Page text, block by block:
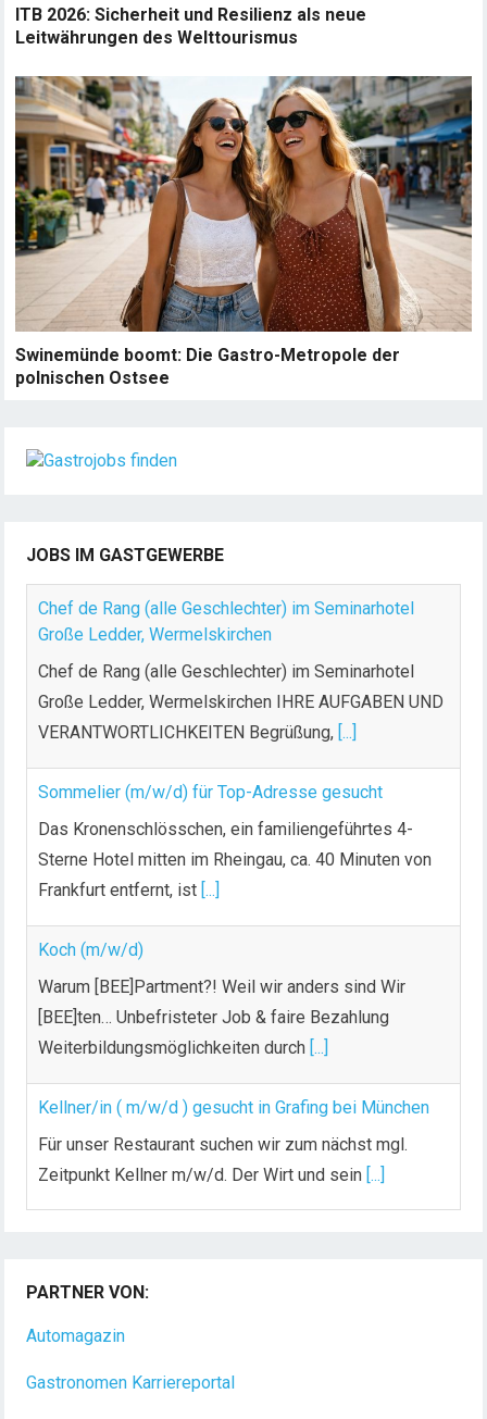
ITB 2026: Sicherheit und Resilienz als neue
Leitwährungen des Welttourismus
Swinemünde boomt: Die Gastro-Metropole der
polnischen Ostsee
JOBS IM GASTGEWERBE
Chef de Rang (alle Geschlechter) im Seminarhotel
Große Ledder, Wermelskirchen
Chef de Rang (alle Geschlechter) im Seminarhotel
Große Ledder, Wermelskirchen IHRE AUFGABEN UND
VERANTWORTLICHKEITEN Begrüßung, [...]
Sommelier (m/w/d) für Top-Adresse gesucht
Das Kronenschlösschen, ein familiengeführtes 4-
Sterne Hotel mitten im Rheingau, ca. 40 Minuten von
Frankfurt entfernt, ist [...]
Koch (m/w/d)
Warum [BEE]Partment?! Weil wir anders sind Wir
[BEE]ten… Unbefristeter Job & faire Bezahlung
Weiterbildungsmöglichkeiten durch [...]
Kellner/in ( m/w/d ) gesucht in Grafing bei München
Für unser Restaurant suchen wir zum nächst mgl.
Zeitpunkt Kellner m/w/d. Der Wirt und sein [...]
Dein Arbeitsplatz mit Urlaubsfeeling Chef de Rang
(m/w/d) Du bist Gastgeber aus Leidenschaft und
PARTNER VON:
Automagazin
Gastronomen Karriereportal